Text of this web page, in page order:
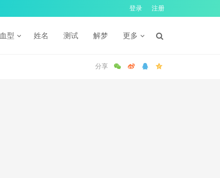
登录 注册
血型 姓名 测试 解梦 更多